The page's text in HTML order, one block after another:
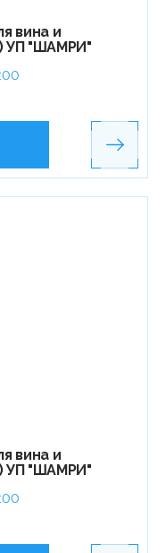
вина и
УП "ШАМРИ"
вина и
УП "ШАМРИ"